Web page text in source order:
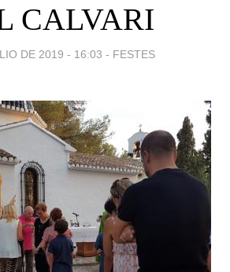
CALVARI
DE 2019 - 16:03 - FESTES